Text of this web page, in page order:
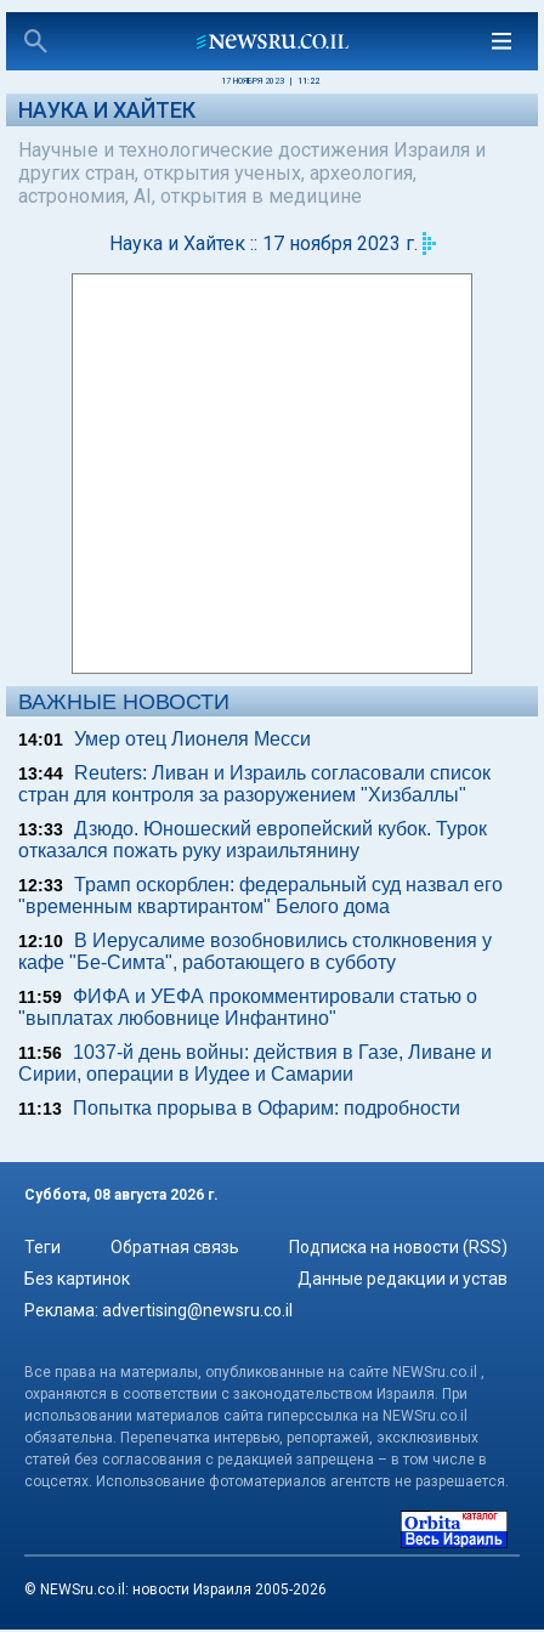
17 НОЯБРЯ 2023 11:22
НАУКА И ХАЙТЕК
Научные и технологические достижения Израиля и
других стран, открытия ученых, археология,
астрономия, AI, открытия в медицине
Наука и Хайтек :: 17 ноября 2023 г.
ВАЖНЫЕ НОВОСТИ
14:01 Умер отец Лионеля Месси
13:44
Reuters: Ливан и Израиль согласовали список
стран для контроля за разоружением "Хизбаллы"
13:33 Дзюдо. Юношеский европейский кубок. Турок
отказался пожать руку израильтянину
12:33 Трамп оскорблен: федеральный суд назвал его
"временным квартирантом" Белого дома
12:10
В Иерусалиме возобновились столкновения у
кафе "Бе-Симта", работающего в субботу
11:59
ФИФА и УЕФА прокомментировали статью о
"выплатах любовнице Инфантино"
11:56
1037-й день войны: действия в Газе, Ливане и
Сирии, операции в Иудее и Самарии
11:13 Попытка прорыва в Офарим: подробности
Суббота, 08 августа 2026 г.
Теги Обратная связь
Подписка на новости (RSS)
Без картинок
Данные редакции и устав
Реклама: advertising@newsru.co.il
Все права на материалы, опубликованные на сайте NEWSru.co.il ,
охраняются в соответствии с законодательством Израиля. При
использовании материалов сайта гиперссылка на NEWSru.co.il
обязательна. Перепечатка интервью, репортажей, эксклюзивных
статей без согласования с редакцией запрещена – в том числе в
соцсетях. Использование фотоматериалов агентств не разрешается.
© NEWSru.co.il: новости Израиля 2005-2026